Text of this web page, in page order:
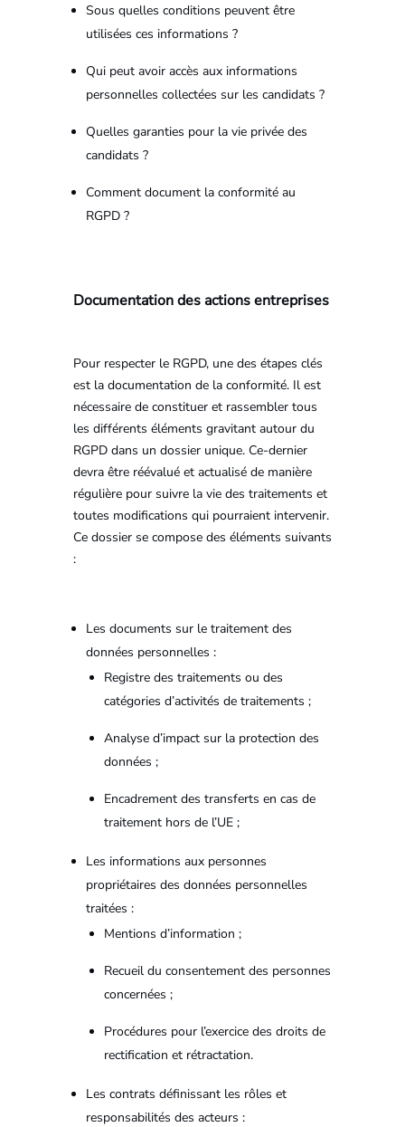
Sous quelles conditions peuvent être
utilisées ces informations ?
Qui peut avoir accès aux informations
personnelles collectées sur les candidats ?
Quelles garanties pour la vie privée des
candidats ?
Comment document la conformité au
RGPD ?
Documentation des actions entreprises
Pour respecter le RGPD, une des étapes clés
est la documentation de la conformité. Il est
nécessaire de constituer et rassembler tous
les différents éléments gravitant autour du
RGPD dans un dossier unique. Ce-dernier
devra être réévalué et actualisé de manière
régulière pour suivre la vie des traitements et
toutes modifications qui pourraient intervenir.
Ce dossier se compose des éléments suivants
:
Les documents sur le traitement des
données personnelles :
Registre des traitements ou des
catégories d’activités de traitements ;
Analyse d’impact sur la protection des
données ;
Encadrement des transferts en cas de
traitement hors de l’UE ;
Les informations aux personnes
propriétaires des données personnelles
traitées :
Mentions d’information ;
Recueil du consentement des personnes
concernées ;
Procédures pour l’exercice des droits de
rectification et rétractation.
Les contrats définissant les rôles et
responsabilités des acteurs :